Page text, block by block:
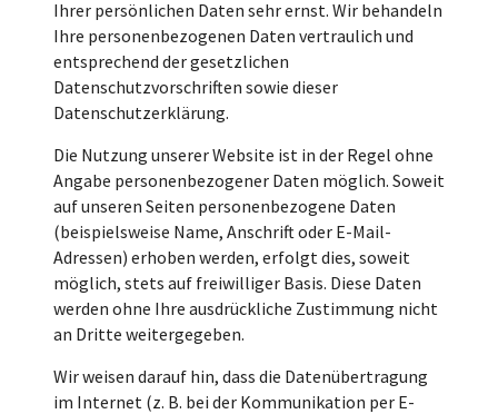
Ihrer persönlichen Daten sehr ernst. Wir behandeln
Ihre personenbezogenen Daten vertraulich und
entsprechend der gesetzlichen
Datenschutzvorschriften sowie dieser
Datenschutzerklärung.
Die Nutzung unserer Website ist in der Regel ohne
Angabe personenbezogener Daten möglich. Soweit
auf unseren Seiten personenbezogene Daten
(beispielsweise Name, Anschrift oder E-Mail-
Adressen) erhoben werden, erfolgt dies, soweit
möglich, stets auf freiwilliger Basis. Diese Daten
werden ohne Ihre ausdrückliche Zustimmung nicht
an Dritte weitergegeben.
Wir weisen darauf hin, dass die Datenübertragung
im Internet (z. B. bei der Kommunikation per E-